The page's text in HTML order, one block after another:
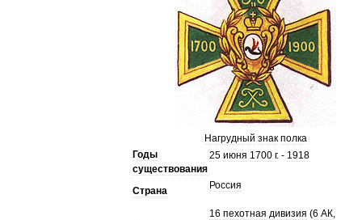
Нагрудный знак полка
Годы
существования
25 июня 1700 г. - 1918
Страна Россия
16 пехотная дивизия (6 АК,